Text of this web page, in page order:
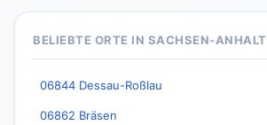
BELIEBTE ORTE IN SACHSEN-ANHALT
06844 Dessau-Roßlau
06862 Bräsen